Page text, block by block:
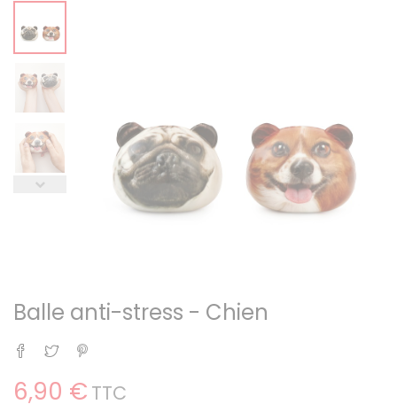
Balle anti-stress - Chien
Partager
Tweet
6,90 € TTC